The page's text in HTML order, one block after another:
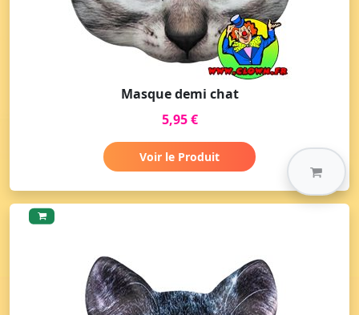
Masque demi chat
5,95 €
Voir le Produit